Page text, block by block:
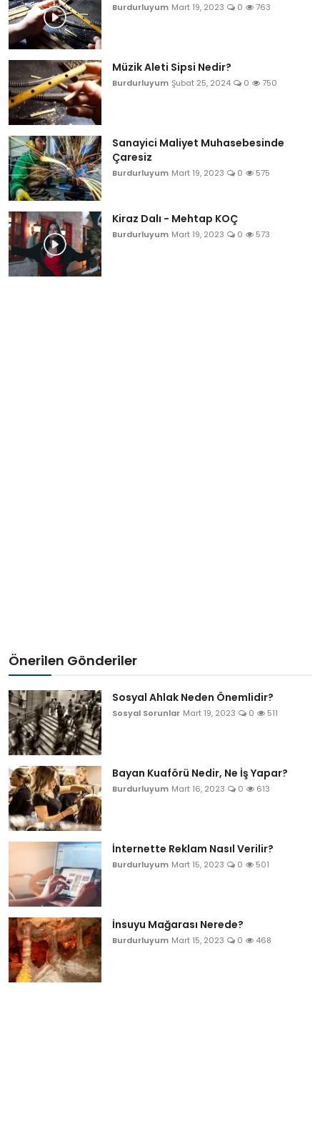
Burdurluyum Mart 19, 2023 0 763
Müzik Aleti Sipsi Nedir?
Burdurluyum Şubat 25, 2024 0 750
Sanayici Maliyet Muhasebesinde
Çaresiz
Burdurluyum Mart 19, 2023 0 575
Kiraz Dalı - Mehtap KOÇ
Burdurluyum Mart 19, 2023 0 573
Önerilen Gönderiler
Sosyal Ahlak Neden Önemlidir?
Sosyal Sorunlar Mart 19, 2023 0 511
Bayan Kuaförü Nedir, Ne İş Yapar?
Burdurluyum Mart 16, 2023 0 613
İnternette Reklam Nasıl Verilir?
Burdurluyum Mart 15, 2023 0 501
İnsuyu Mağarası Nerede?
Burdurluyum Mart 15, 2023 0 468